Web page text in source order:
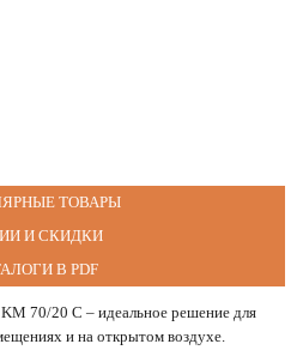
ТОВАРЫ
И СКИДКИ
В PDF
70/20 C – идеальное решение для
и на открытом воздухе.